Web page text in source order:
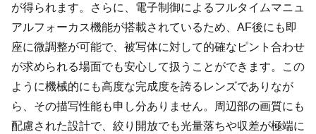
が得られます。さらに、電子制御によるフルタイムマニュ
アルフォーカス機能が搭載されているため、AF後にも即
座に微調整が可能で、被写体に対して的確なピント合わせ
が求められる場面でも安心して扱うことができます。この
ように機械的にも高度な完成度を誇るレンズでありなが
ら、その描写性能も申し分ありません。周辺部の画質にも
配慮された設計で、絞り開放でも光量落ちや収差が極端に